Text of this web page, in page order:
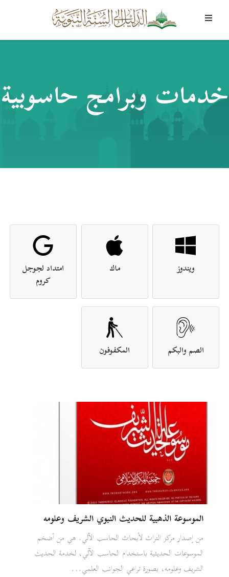
خدمات وبرامج حاسوبية
ويندوز ماك
امتداد لجوجل
كروم
الصم والبكم المكفوفون
الموسوعة الذهبية للحديث النبوي الشريف وعلومه
من إصدار مركز التراث لأبحاث الحاسب الآلي. هي من أضخم
الموسوعات الحديثية باستخدام الحاسب الآلي، لخدمة الحديث
الشريف وعلومه، بصورة تراعي الجوانب العلمي...